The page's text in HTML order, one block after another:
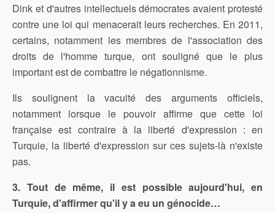
Dink et d'autres intellectuels démocrates avaient protesté
contre une loi qui menacerait leurs recherches. En 2011,
certains, notamment les membres de l'association des
droits de l'homme turque, ont souligné que le plus
important est de combattre le négationnisme.
Ils soulignent la vacuité des arguments officiels,
notamment lorsque le pouvoir affirme que cette loi
française est contraire à la liberté d'expression : en
Turquie, la liberté d'expression sur ces sujets-là n'existe
pas.
3. Tout de même, il est possible aujourd'hui, en
Turquie, d'affirmer qu'il y a eu un génocide…